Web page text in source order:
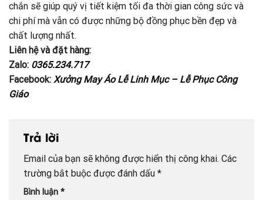
chắn sẽ giúp quý vị tiết kiệm tối đa thời gian công sức và
chi phí mà vẫn có được những bộ đồng phục bền đẹp và
chất lượng nhất.
Liên hệ và đặt hàng:
Zalo: 0365.234.717
Facebook: Xưởng May Áo Lễ Linh Mục – Lễ Phục Công
Giáo
Trả lời
Email của bạn sẽ không được hiển thị công khai. Các
trường bắt buộc được đánh dấu *
Bình luận *